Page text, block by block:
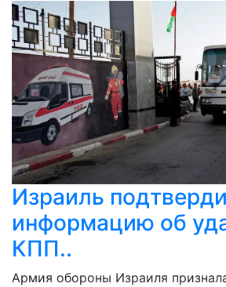
Израиль
информацию об
КПП..
Армия обороны Израиля